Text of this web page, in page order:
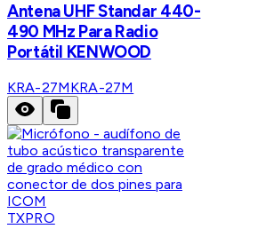
Antena UHF Standar 440-
490 MHz Para Radio
Portátil KENWOOD
KRA-27MKRA-27M
TXPRO